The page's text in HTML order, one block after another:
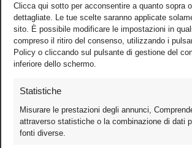
Clicca qui sotto per acconsentire a quanto sopra
dettagliate. Le tue scelte saranno applicate
sito. È possibile modificare le impostazioni in
compreso il ritiro del consenso, utilizzando i
Policy o cliccando sul pulsante di gestione del
inferiore dello schermo.
Statistiche
Misurare le prestazioni degli annunci,
attraverso statistiche o la combinazione di dati
fonti diverse.